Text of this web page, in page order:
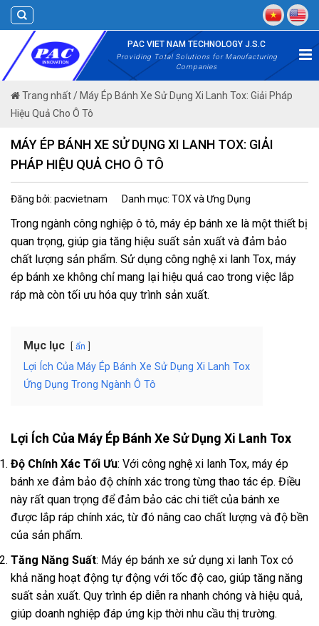
Skip
to
content
PAC VIET NAM TECHNOLOGY J.S.C
Providing Total Solutions for Manufacturing
Companies
Trang nhất/ Máy Ép Bánh Xe Sử Dụng Xi Lanh Tox: Giải Pháp
Hiệu Quả Cho Ô Tô
MÁY ÉP BÁNH XE SỬ DỤNG XI LANH TOX: GIẢI
PHÁP HIỆU QUẢ CHO Ô TÔ
Đăng bởi: pacvietnam Danh mục: TOX và Ưng Dụng
Trong ngành công nghiệp ô tô, máy ép bánh xe là một thiết bị
quan trọng, giúp gia tăng hiệu suất sản xuất và đảm bảo
chất lượng sản phẩm. Sử dụng công nghệ xi lanh Tox, máy
ép bánh xe không chỉ mang lại hiệu quả cao trong việc lắp
ráp mà còn tối ưu hóa quy trình sản xuất.
Mục lục ẩn
Lợi Ích Của Máy Ép Bánh Xe Sử Dụng Xi Lanh Tox
Ứng Dụng Trong Ngành Ô Tô
Lợi Ích Của Máy Ép Bánh Xe Sử Dụng Xi Lanh Tox
Độ Chính Xác Tối Ưu: Với công nghệ xi lanh Tox, máy ép
bánh xe đảm bảo độ chính xác trong từng thao tác ép. Điều
này rất quan trọng để đảm bảo các chi tiết của bánh xe
được lắp ráp chính xác, từ đó nâng cao chất lượng và độ bền
của sản phẩm.
Tăng Năng Suất: Máy ép bánh xe sử dụng xi lanh Tox có
khả năng hoạt động tự động với tốc độ cao, giúp tăng năng
suất sản xuất. Quy trình ép diễn ra nhanh chóng và hiệu quả,
giúp doanh nghiệp đáp ứng kịp thời nhu cầu thị trường.